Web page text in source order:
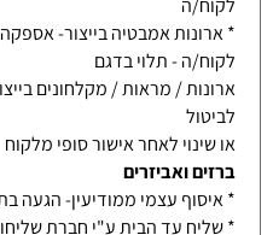
לקוח/ה
לקוח/ה - תלוי בדגם
ארונות / מראות / מקלחונים
לביטול
או שינוי לאחר אישור סופי מלקוח
ברזים ואביזרים
* איסוף עצמי ממודיעין- הגעה בתיאום